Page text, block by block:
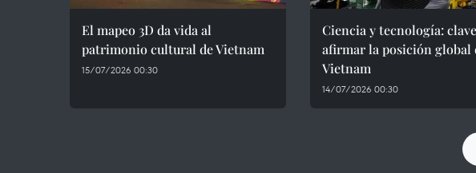
El mapeo 3D da vida al
patrimonio cultural de Vietnam
15/07/2026 00:30
Ciencia y tecnología:
afirmar la posición global
Vietnam
14/07/2026 00:30